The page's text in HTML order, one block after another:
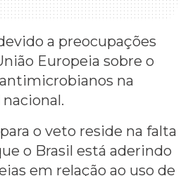
a preocupações
Europeia sobre o
na
o veto reside na falta
o Brasil está aderindo
em relação ao uso de